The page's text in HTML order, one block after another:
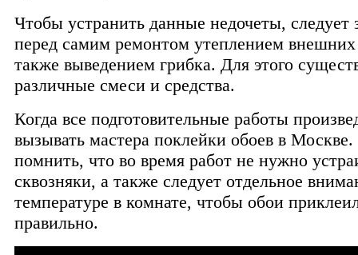
Чтобы устранить данные недочеты, следует
перед самим ремонтом утеплением
также выведением грибка. Для этого
различные смеси и средства.
Когда все подготовительные работы
вызывать мастера поклейки обоев в
помнить, что во время работ не нужно
сквозняки, а также следует отдельное
температуре в комнате, чтобы обои
правильно.